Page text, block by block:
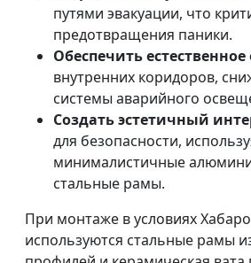
путями эвакуации, что
предотвращения паники.
Обеспечить
внутренних коридоров,
системы аварийного
Создать эстетичный
для безопасности,
минималистичные
стальные рамы.
При монтаже в условиях
используются стальные рамы